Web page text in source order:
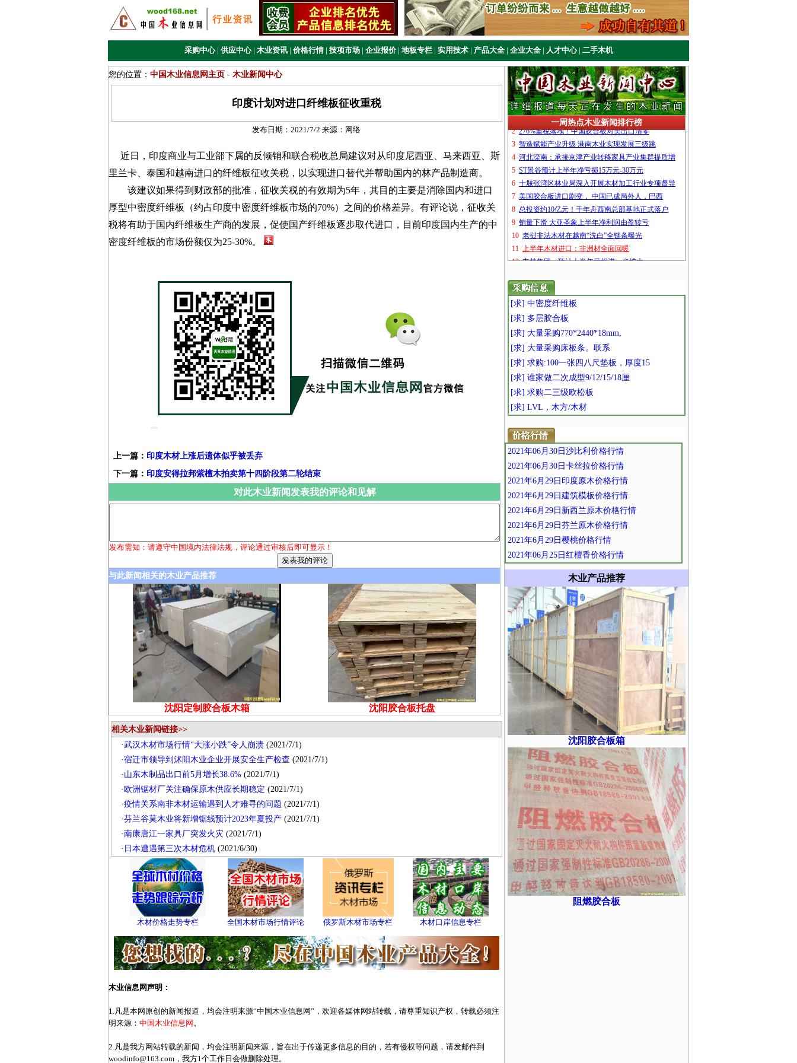
采购中心 | 供应中心 | 木业资讯 | 价格行情 | 技项市场 | 企业报价 | 地板专栏 | 实用技术 | 产品大全 | 企业大全 | 人才中心 | 二手木机
您的位置： 中国木业信息网主页 - 木业新闻中心
印度计划对进口纤维板征收重税
发布日期： 2021/7/2 来源： 网络
近日，印度商业与工业部下属的反倾销和联合税收总局建议对从印度尼西亚、马来西亚、斯
里兰卡、泰国和越南进口的纤维板征收关税，以实现进口替代并帮助国内的林产品制造商。
该建议如果得到财政部的批准，征收关税的有效期为5年，其目的主要是消除国内和进口
厚型中密度纤维板（约占印度中密度纤维板市场的70%）之间的价格差异。有评论说，征收关
税将有助于国内纤维板生产商的发展，促使国产纤维板逐步取代进口，目前印度国内生产的中
密度纤维板的市场份额仅为25-30%。
上一篇： 印度木材上涨后遗体似乎被丢弃
下一篇： 印度安得拉邦紫檀木拍卖第十四阶段第二轮结束
对此木业新闻发表我的评论和见解
发布需知：请遵守中国境内法律法规，评论通过审核后即可显示！
与此新闻相关的木业产品推荐
沈阳定制胶合板木箱 沈阳胶合板托盘
相关木业新闻链接>>
·武汉木材市场行情“大涨小跌”令人崩溃(2021/7/1)
·宿迁市领导到沭阳木业企业开展安全生产检查 (2021/7/1)
· 山东木制品出口前5月增长38.6%(2021/7/1)
· 欧洲锯材厂关注确保原木供应长期稳定 (2021/7/1)
·疫情关系南非木材运输遇到人才难寻的问题 (2021/7/1)
·芬兰谷莫木业将新增锯线预计2023年夏投产(2021/7/1)
·南康唐江一家具厂突发火灾(2021/7/1)
· 日本遭遇第三次木材危机(2021/6/30)
木材价格走势专栏 全国木材市场行情评论 俄罗斯木材市场专栏 木材口岸信息专栏
木业信息网声明：
1.凡是本网原创的新闻报道，均会注明来源“中国木业信息网”，欢迎各媒体网站转载，请尊重知识产权，转载必须注
明来源： 中国木业信息网 。
2.凡是我方网站转载的新闻，均会注明新闻来源，旨在出于传递更多信息的目的，若有侵权等问题，请发邮件到
woodinfo@163.com，我方1个工作日会做删除处理。
[求] 中密度纤维板
[求] 多层胶合板
[求] 大量采购770*2440*18mm,
[求] 大量采购床板条。联系
[求] 求购:100一张四八尺垫板，厚度15
[求] 谁家做二次成型9/12/15/18厘
[求] 求购二三级欧松板
[求] LVL，木方/木材
2021年06月30日沙比利价格行情
2021年06月30日卡丝拉价格行情
2021年6月29日印度原木价格行情
2021年6月29日建筑模板价格行情
2021年6月29日新西兰原木价格行情
2021年6月29日芬兰原木价格行情
2021年6月29日樱桃价格行情
2021年06月25日红檀香价格行情
木业产品推荐
沈阳胶合板箱
阻燃胶合板